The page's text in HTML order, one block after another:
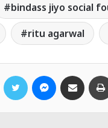
bindass jiyo social
ritu agarwal
Facebook Twitter Messenger
Share via Email